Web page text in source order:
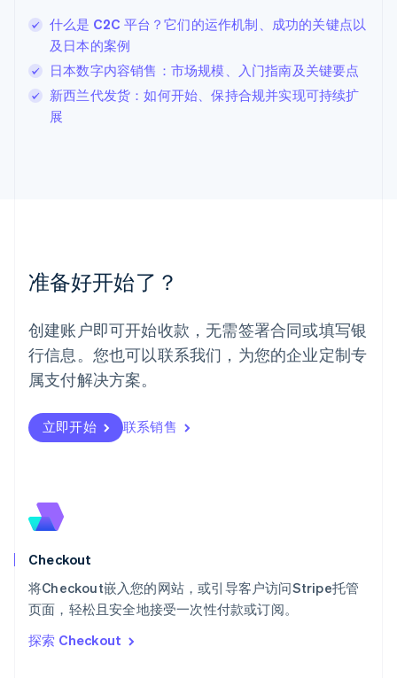
什么是 C2C 平台？它们的运作机制、成功的关键点以
及日本的案例
日本数字内容销售：市场规模、入门指南及关键要点
新西兰代发货：如何开始、保持合规并实现可持续扩
展
准备好开始了？
创建账户即可开始收款，无需签署合同或填写银
行信息。您也可以联系我们，为您的企业定制专
属支付解决方案。
立即开始 联系销售
Checkout
将Checkout嵌入您的网站，或引导客户访问Stripe托管
页面，轻松且安全地接受一次性付款或订阅。
探索 Checkout
立陶宛
English
列支敦士登
DeutschEnglish
卢森堡
Français Deutsch English
罗马尼亚
墨西哥
EspañolEnglish
English
葡萄牙
PortuguêsEnglish
日本
瑞典
Svenska English
瑞士
English
斯洛伐克
English
斯洛文尼亚
泰国
ไทยEnglish
English